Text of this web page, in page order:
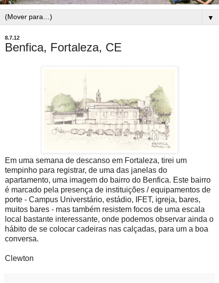
▼
8.7.12
Benfica, Fortaleza, CE
Em uma semana de descanso em Fortaleza, tirei um
tempinho para registrar, de uma das janelas do
apartamento, uma imagem do bairro do Benfica. Este bairro
é marcado pela presença de instituições / equipamentos de
porte - Campus Universtário, estádio, IFET, igreja, bares,
muitos bares - mas também resistem focos de uma escala
local bastante interessante, onde podemos observar ainda o
hábito de se colocar cadeiras nas calçadas, para um a boa
conversa.
Clewton